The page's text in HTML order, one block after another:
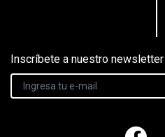
Inscríbete a nuestro newsletter